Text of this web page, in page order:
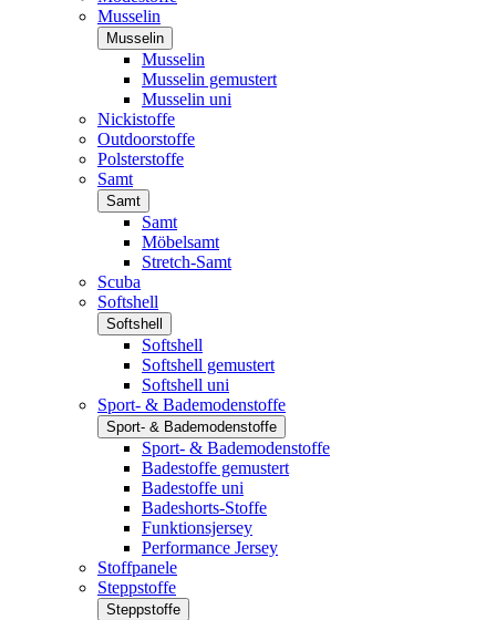
Musselin
Musselin
Musselin
Musselin gemustert
Musselin uni
Nickistoffe
Outdoorstoffe
Polsterstoffe
Samt
Samt
Samt
Möbelsamt
Stretch-Samt
Scuba
Softshell
Softshell
Softshell
Softshell gemustert
Softshell uni
Sport- & Bademodenstoffe
Sport- & Bademodenstoffe
Sport- & Bademodenstoffe
Badestoffe gemustert
Badestoffe uni
Badeshorts-Stoffe
Funktionsjersey
Performance Jersey
Stoffpanele
Steppstoffe
Steppstoffe